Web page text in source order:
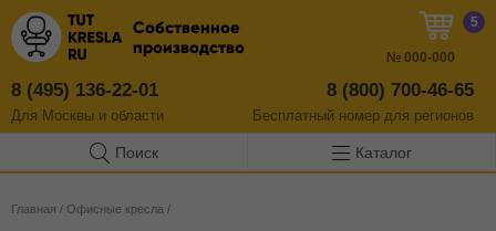
Собственное
производство
8 (495) 136-22-01
Для Москвы и области
8 (800) 700-46-65
Бесплатный номер для регионов
5
№ 000-000
Поиск Каталог
Главная / Офисные кресла /